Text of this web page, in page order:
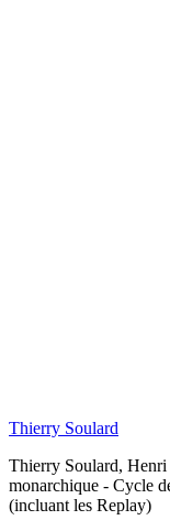
Thierry Soulard
Thierry Soulard,
monarchique - Cycle
(incluant les Replay)